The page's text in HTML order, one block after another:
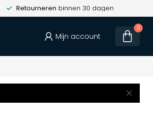
Retourneren binnen 30 dagen
Mijn account
0